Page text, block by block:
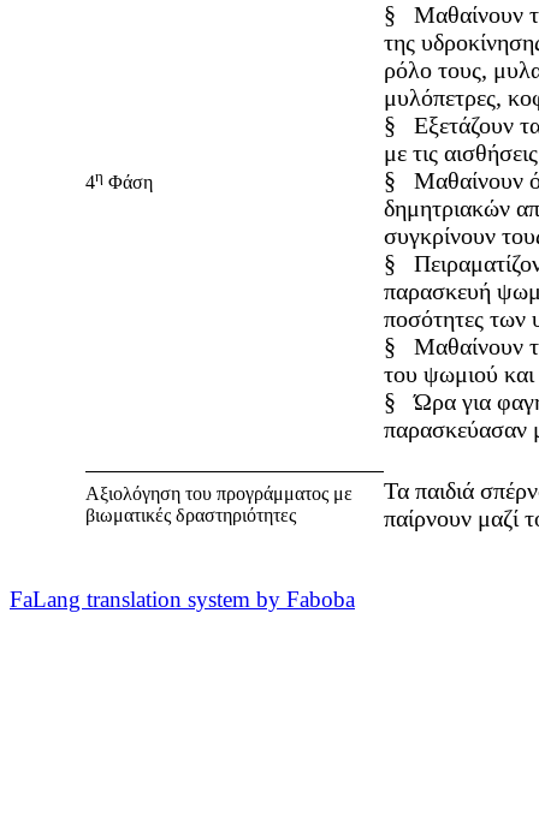
4η Φάση
§
Μαθαίνουν
της
ρόλο τους,
μυλόπετρες,
§
Εξετάζουν
με τις
§
Μαθαίνουν
δημητριακών
συγκρίνουν
§
παρασκευή
ποσότητες των
§
Μαθαίνουν
του ψωμιού
§
Ώρα για
Αξιολόγηση του προγράμματος με
βιωματικές δραστηριότητες
Τα παιδιά
παίρνουν μαζί
FaLang translation system by Faboba